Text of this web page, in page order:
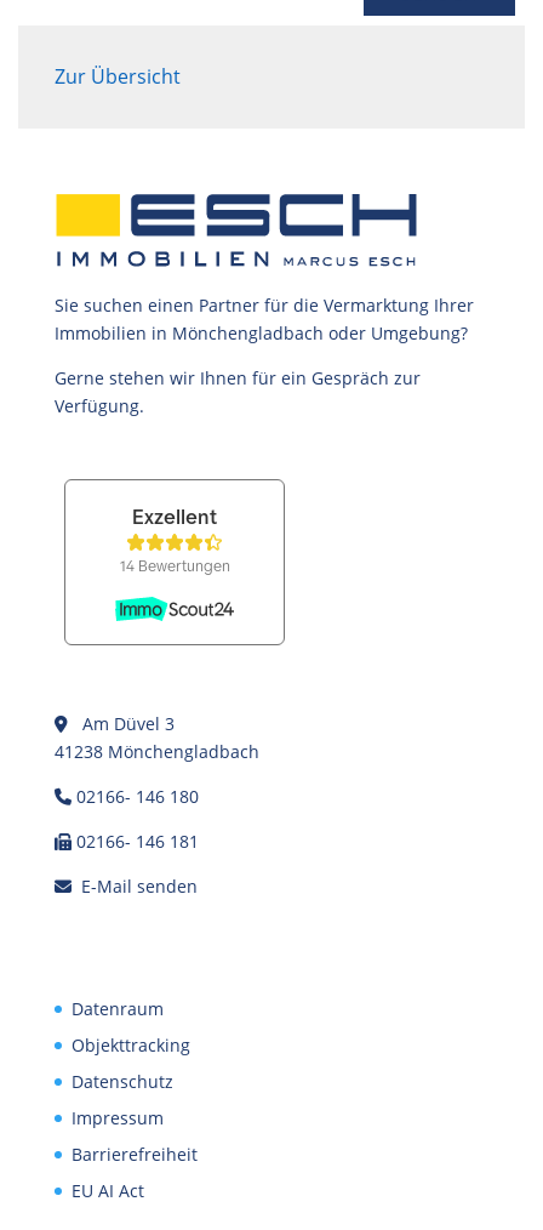
Zur Übersicht
Sie suchen einen Partner für die Vermarktung Ihrer
Immobilien in Mönchengladbach oder Umgebung?
Gerne stehen wir Ihnen für ein Gespräch zur
Verfügung.
Am Düvel 3
41238 Mönchengladbach
02166- 146 180
02166- 146 181
E-Mail senden
Datenraum
Objekttracking
Datenschutz
Impressum
Barrierefreiheit
EU AI Act